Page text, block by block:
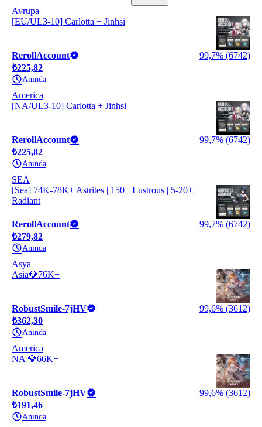
Avrupa
[EU/UL3-10] Carlotta + Jinhsi
RerollAccount
99,7% (6742)
₺225,82
Anında
America
[NA/UL3-10] Carlotta + Jinhsi
RerollAccount
99,7% (6742)
₺225,82
Anında
SEA
[Sea] 74K-78K+ Astrites | 150+ Lustrous | 5-20+
Radiant
RerollAccount
99,7% (6742)
₺279,82
Anında
Asya
Asia💎76K+
RobustSmile-7jHV
99,6% (3612)
₺362,30
Anında
America
NA 💎66K+
RobustSmile-7jHV
99,6% (3612)
₺191,46
Anında